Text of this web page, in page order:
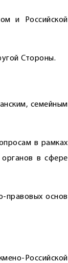
и Российской
Стороны.
семейным
в рамках
в сфере
правовых основ
Российской